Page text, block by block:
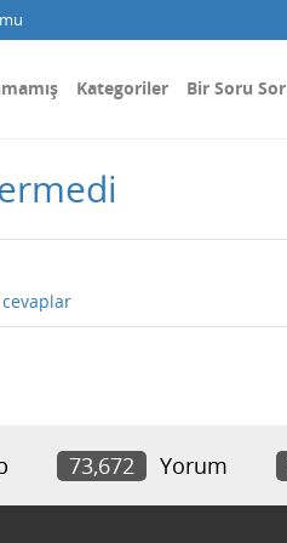
Kategoriler Bir Soru Sor
73,672 Yorum